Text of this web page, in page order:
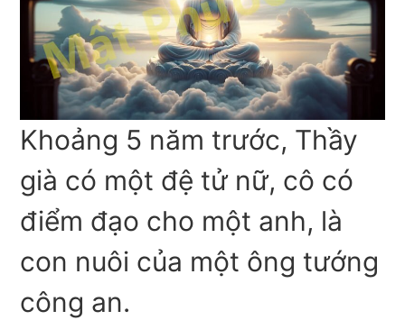
Khoảng 5 năm trước, Thầy
già có một đệ tử nữ, cô có
điểm đạo cho một anh, là
con nuôi của một ông tướng
công an.